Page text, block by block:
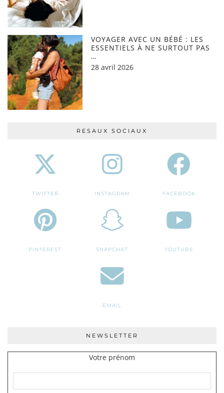
VOYAGER AVEC UN BÉBÉ : LES
ESSENTIELS À NE SURTOUT PAS
…
28 avril 2026
RESAUX SOCIAUX
TWITTER INSTAGRAM FACEBOOK
PINTEREST SNAPCHAT YOUTUBE
EMAIL
NEWSLETTER
Votre prénom